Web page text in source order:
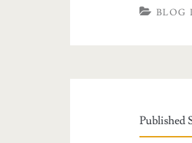
BLOG
Published